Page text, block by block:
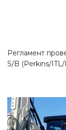
Регламент
S/B (Perkins/ITL/